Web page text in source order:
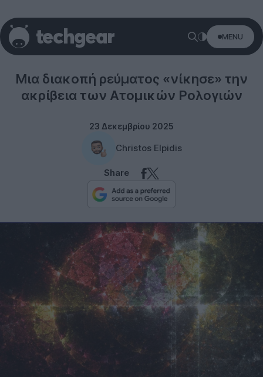
MENU
Technology
Μια διακοπή ρεύματος «νίκησε» την
ακρίβεια των Ατομικών Ρολογιών
23 Δεκεμβρίου 2025
Christos Elpidis
Share